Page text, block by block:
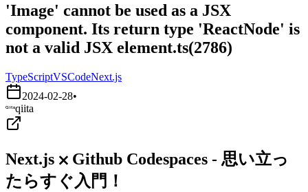
'Image' cannot be used as a JSX
component. Its return type 'ReactNode' is
not a valid JSX element.ts(2786)
TypeScriptVSCodeNext.js
2024-02-28•
qiita
Next.js ⨉ Github Codespaces - 思い立っ
たらすぐ入門！